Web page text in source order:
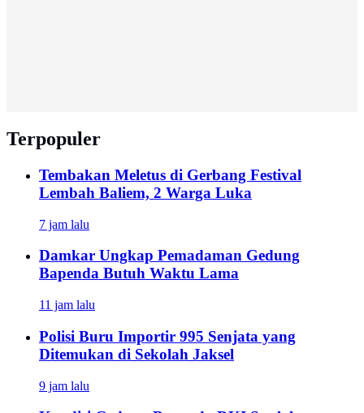
Terpopuler
Tembakan Meletus di Gerbang Festival
Lembah Baliem, 2 Warga Luka
7 jam lalu
Damkar Ungkap Pemadaman Gedung
Bapenda Butuh Waktu Lama
11 jam lalu
Polisi Buru Importir 995 Senjata yang
Ditemukan di Sekolah Jaksel
9 jam lalu